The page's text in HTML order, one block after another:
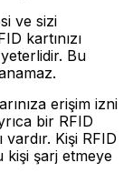
ve sizi
kartınızı
Bu
erişim izni
bir RFID
Kişi RFID
kişi şarj etmeye